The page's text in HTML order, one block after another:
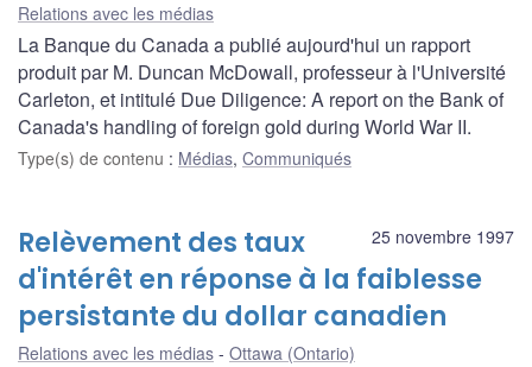
Relations avec les médias
La Banque du Canada a publié aujourd'hui un rapport
produit par M. Duncan McDowall, professeur à l'Université
Carleton, et intitulé Due Diligence: A report on the Bank of
Canada's handling of foreign gold during World War II.
Type(s) de contenu : Médias, Communiqués
25 novembre 1997
Relèvement des taux
d'intérêt en réponse à la faiblesse
persistante du dollar canadien
Relations avec les médias Ottawa (Ontario)